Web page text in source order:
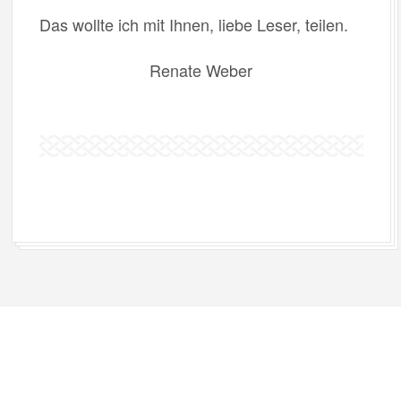
Das wollte ich mit Ihnen, liebe Leser, teilen.
Renate Weber